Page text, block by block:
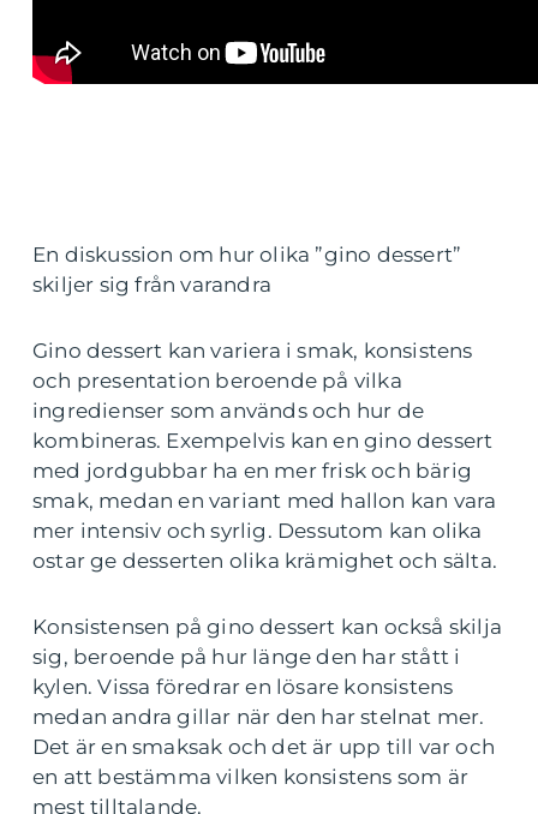
En diskussion om hur olika ”gino dessert”
skiljer sig från varandra
Gino dessert kan variera i smak, konsistens
och presentation beroende på vilka
ingredienser som används och hur de
kombineras. Exempelvis kan en gino dessert
med jordgubbar ha en mer frisk och bärig
smak, medan en variant med hallon kan vara
mer intensiv och syrlig. Dessutom kan olika
ostar ge desserten olika krämighet och sälta.
Konsistensen på gino dessert kan också skilja
sig, beroende på hur länge den har stått i
kylen. Vissa föredrar en lösare konsistens
medan andra gillar när den har stelnat mer.
Det är en smaksak och det är upp till var och
en att bestämma vilken konsistens som är
mest tilltalande.